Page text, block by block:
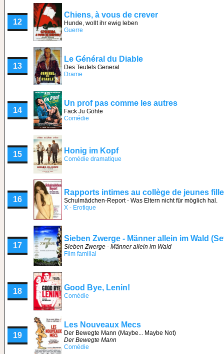
12
Chiens, à vous de crever
Hunde, wollt ihr ewig leben
Guerre
13
Le Général du Diable
Des Teufels General
Drame
14
Un prof pas comme les autres
Fack Ju Göhte
Comédie
15 Honig im Kopf
Comédie dramatique
16
Rapports intimes au collège de jeunes
Schulmädchen-Report - Was Eltern nicht für möglich hal.
X - Erotique
17
Sieben Zwerge - Männer allein im Wald
Sieben Zwerge - Männer allein im Wald
Film familial
18 Good Bye, Lenin!
Comédie
19
Les Nouveaux Mecs
Der Bewegte Mann (Maybe... Maybe Not)
Der Bewegte Mann
Comédie